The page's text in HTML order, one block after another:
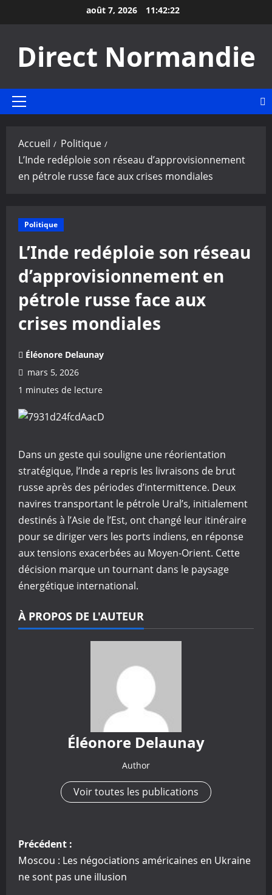
au
août 7, 2026 11:42:23
Direct Normandie
Menu
Accueil
Politique
L’Inde redéploie son réseau d’approvisionnement
en pétrole russe face aux crises mondiales
Politique
L’Inde redéploie son réseau
d’approvisionnement en
pétrole russe face aux
crises mondiales
Éléonore Delaunay
mars 5, 2026
1 minutes de lecture
Dans un geste qui souligne une réorientation
stratégique, l’Inde a repris les livraisons de brut
russe après des périodes d’intermittence. Deux
navires transportant le pétrole Ural’s, initialement
destinés à l’Asie de l’Est, ont changé leur itinéraire
pour se diriger vers les ports indiens, en réponse
aux tensions exacerbées au Moyen-Orient. Cette
décision marque un tournant dans le paysage
énergétique international.
À PROPOS DE L'AUTEUR
Éléonore Delaunay
Author
Voir toutes les publications
N
a
Précédent :
Moscou : Les négociations américaines en Ukraine
ne sont pas une illusion